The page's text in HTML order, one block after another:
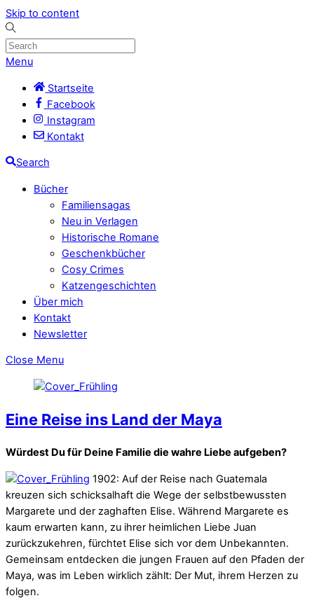
Skip to content
Menu
Startseite
Facebook
Instagram
Kontakt
Search
Bücher
Familiensagas
Neu in Verlagen
Historische Romane
Geschenkbücher
Cosy Crimes
Katzengeschichten
Über mich
Kontakt
Newsletter
Close Menu
Eine Reise ins Land der Maya
Würdest Du für Deine Familie die wahre Liebe aufgeben?
1902: Auf der Reise nach Guatemala
kreuzen sich schicksalhaft die Wege der selbstbewussten
Margarete und der zaghaften Elise. Während Margarete es
kaum erwarten kann, zu ihrer heimlichen Liebe Juan
zurückzukehren, fürchtet Elise sich vor dem Unbekannten.
Gemeinsam entdecken die jungen Frauen auf den Pfaden der
Maya, was im Leben wirklich zählt: Der Mut, ihrem Herzen zu
folgen.